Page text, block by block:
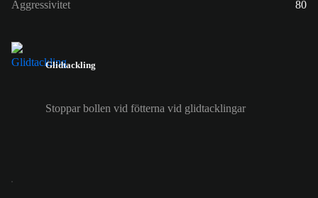
Aggressivitet
80
Glidtackling
Stoppar bollen vid fötterna vid glidtacklingar